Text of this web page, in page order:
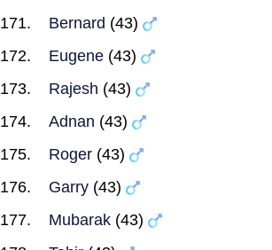
Bernard (43)
Eugene (43)
Rajesh (43)
Adnan (43)
Roger (43)
Garry (43)
Mubarak (43)